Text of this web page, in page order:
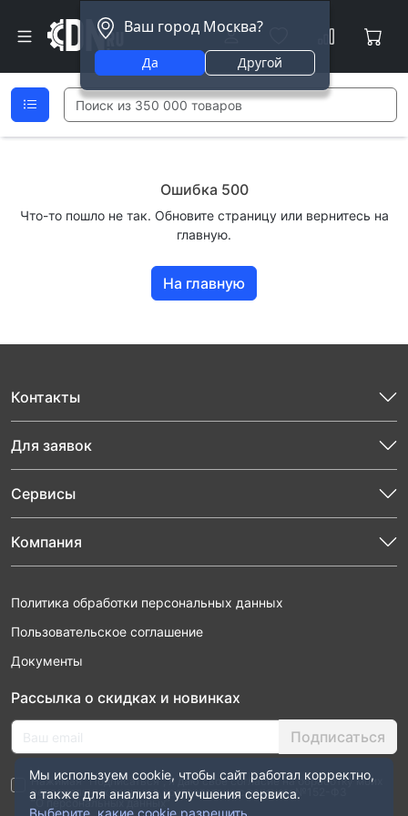
Ваш город Москва?
Да Другой
Ошибка 500
Что-то пошло не так. Обновите страницу или вернитесь на
главную.
На главную
Контакты
Для заявок
Сервисы
Компания
Политика обработки персональных данных
Пользовательское соглашение
Документы
Рассылка о скидках и новинках
Подписаться
Нажимая “Подписаться”, я даю свое согласие на обработку моих
персональных данных в соответствии с законом №152-ФЗ
“О персональных данных”
Мы используем cookie, чтобы сайт работал корректно,
а также для анализа и улучшения сервиса.
Выберите, какие cookie разрешить